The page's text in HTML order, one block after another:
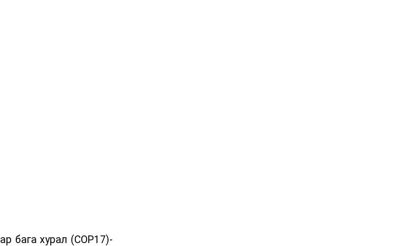
бага хурал (COP17)-